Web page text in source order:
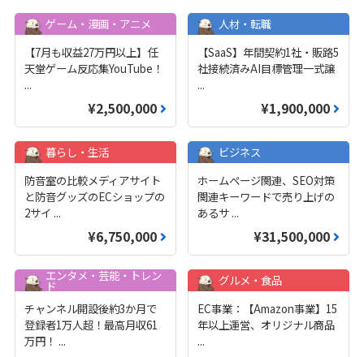
ゲーム・漫画・アニメ
【7月も収益27万円以上】任
天堂ゲーム反応集YouTube！
...
¥2,500,000
人材・転職
【SaaS】年間契約1社・販路5
社接続済みAI目標管理一式譲
...
¥1,900,000
暮らし・生活
防音室の比較メディアサイト
と防音グッズのECショップの
2サイ ...
¥6,750,000
ビジネス
ホームページ関連、SEO対策
関連キーワードで売り上げの
あるサ ...
¥31,500,000
エンタメ・芸能・トレン
ド
チャンネル開設後約3か月で
登録者1万人超！最高月収61
万円！ ...
グルメ・食品
EC事業：【Amazon事業】15
年以上運営、オリジナル商品
...